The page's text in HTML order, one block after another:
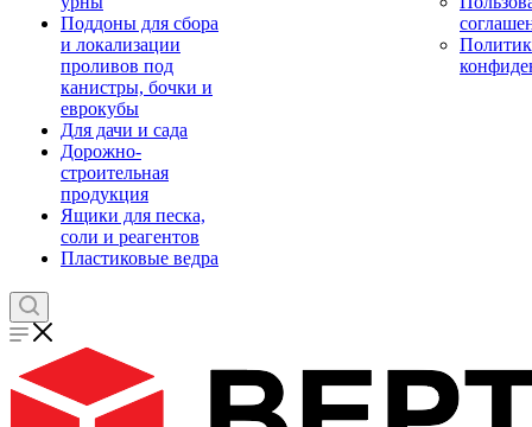
Поддоны для сбора
и локализации
проливов под
канистры, бочки и
еврокубы
Для дачи и сада
Дорожно-
строительная
продукция
Ящики для песка,
соли и реагентов
Пластиковые ведра